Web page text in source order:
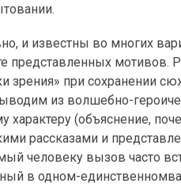
и известны во многих
представленных мотивов.
зрения» при сохранении
из волшебно-
характеру (объяснение,
рассказами и
человеку вызов часто
в одном-